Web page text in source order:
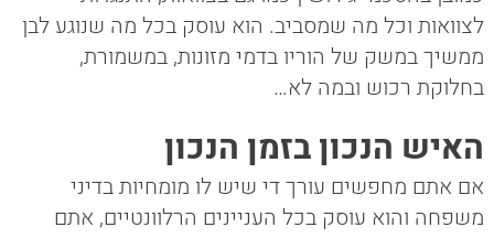
לצוואות וכל מה שמסביב. הוא עוסק בכל מה שנוגע לבן
ממשיך במשק של הוריו בדמי מזונות, במשמורת,
בחלוקת רכוש ובמה לא…
האיש הנכון בזמן הנכון
אם אתם מחפשים עורך די שיש לו מומחיות בדיני
משפחה והוא עוסק בכל העניינים הרלוונטיים, אתם